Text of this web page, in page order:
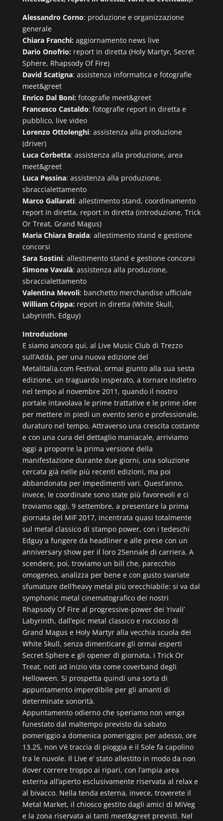
Alessandro Corno: produzione e organizzazione
generale
Chiara Franchi:aggiornamento news live
Dario Onofrio: report in diretta (Holy Martyr, Secret
Sphere, Rhapsody Of Fire)
David Scatigna: assistenza informatica e fotografie
meet&greet
Enrico Dal Boni:fotografie meet&greet
Francesco Castaldo: fotografie report in diretta e
pubblico, live video
Lorenzo Ottolenghi: assistenza alla produzione
(driver)
Luca Corbetta: assistenza alla produzione, area
meet&greet
Luca Pessina: assistenza alla produzione,
sbraccialettamento
Marco Gallarati: allestimento stand, coordinamento
report in diretta, report in diretta (introduzione, Trick
Or Treat, Grand Magus)
Maria Chiara Braida: allestimento stand e gestione
concorsi
Sara Sostini: allestimento stand e gestione concorsi
Simone Vavalà: assistenza alla produzione,
sbraccialettamento
Valentina Mevoli: banchetto merchandise ufficiale
William Crippa: report in diretta (White Skull,
Labyrinth, Edguy)
Introduzione
E siamo ancora qui, al Live Music Club di Trezzo
sull’Adda, per una nuova edizione del
Metalitalia.com Festival, ormai giunto alla sua sesta
edizione, un traguardo insperato, a tornare indietro
nel tempo al novembre 2011, quando il nostro
portale intavolava le prime trattative e le prime idee
per mettere in piedi un evento serio e professionale,
duraturo nel tempo. Attraverso una crescita costante
e con una cura del dettaglio maniacale, arriviamo
oggi a proporre la prima versione della
manifestazione durante due giorni, una soluzione
cercata già nelle più recenti edizioni, ma poi
abbandonata per impedimenti vari. Quest’anno,
invece, le coordinate sono state più favorevoli e ci
troviamo oggi, 9 settembre, a presentare la prima
giornata del MIF 2017, incentrata quasi totalmente
sul metal classico di stampo power, con i tedeschi
Edguy a fungere da headliner e alle prese con un
anniversary show per il loro 25ennale di carriera. A
scendere, poi, troviamo un bill che, parecchio
omogeneo, analizza per bene e con gusto svariate
sfumature dell’heavy metal più orecchiabile: si va dal
symphonic metal cinematografico dei nostri
Rhapsody Of Fire al progressive-power dei ‘rivali’
Labyrinth, dall’epic metal classico e roccioso di
Grand Magus e Holy Martyr alla vecchia scuola dei
White Skull, senza dimenticare gli ormai esperti
Secret Sphere e gli opener di giornata, i Trick Or
Treat, noti ad inizio vita come coverband degli
Helloween. Si prospetta quindi una sorta di
appuntamento imperdibile per gli amanti di
determinate sonorità.
Appuntamento odierno che speriamo non venga
funestato dal maltempo previsto da sabato
pomeriggio a domenica pomeriggio: per adesso, ore
13.25, non v’é traccia di pioggia e il Sole fa capolino
tra le nuvole. Il Live e’ stato allestito in modo da non
dover correre troppo ai ripari, con l’ampia area
esterna all’aperto esclusivamente riservata al relax e
al bivacco. Nella tenda esterna, invece, troverete il
Metal Market, il chiosco gestito dagli amici di MiVeg
e la zona riservata ai tanti meet&greet previsti. Nel